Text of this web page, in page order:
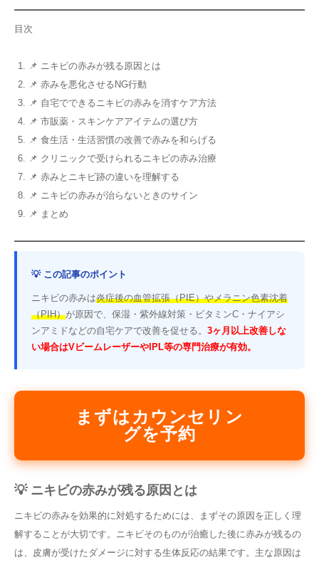
目次
📌 ニキビの赤みが残る原因とは
📌 赤みを悪化させるNG行動
📌 自宅でできるニキビの赤みを消すケア方法
📌 市販薬・スキンケアアイテムの選び方
📌 食生活・生活習慣の改善で赤みを和らげる
📌 クリニックで受けられるニキビの赤み治療
📌 赤みとニキビ跡の違いを理解する
📌 ニキビの赤みが治らないときのサイン
📌 まとめ
💡 この記事のポイント
ニキビの赤みは炎症後の血管拡張（PIE）やメラニン色素沈着
（PIH）が原因で、保湿・紫外線対策・ビタミンC・ナイアシ
ンアミドなどの自宅ケアで改善を促せる。 3ヶ月以上改善しな
い場合はVビームレーザーやIPL等の専門治療が有効。
まずはカウンセリン
グを予約
💡 ニキビの赤みが残る原因とは
ニキビの赤みを効果的に対処するためには、まずその原因を正しく理
解することが大切です。ニキビそのものが治癒した後に赤みが残るの
は、皮膚が受けたダメージに対する生体反応の結果です。主な原因は